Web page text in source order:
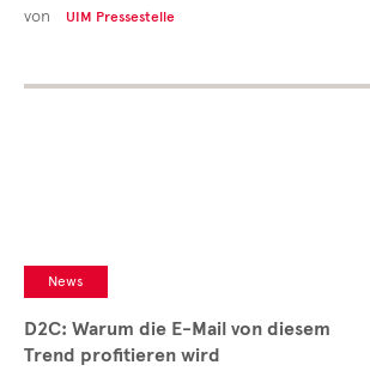
von UIM Pressestelle
News
D2C: Warum die E-Mail von diesem
Trend profitieren wird